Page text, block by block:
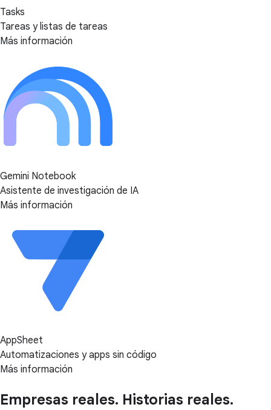
Tasks
Tareas y listas de tareas
Más información
Gemini Notebook
Asistente de investigación de IA
Más información
AppSheet
Automatizaciones y apps sin código
Más información
Empresas reales. Historias reales.